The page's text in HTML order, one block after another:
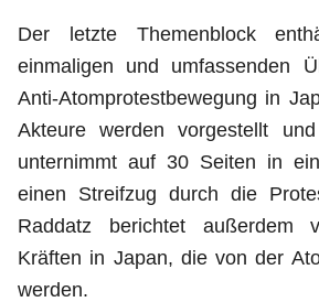
Der letzte Themenblock
einmaligen und umfassenden
Anti-Atomprotestbewegung in
Akteure werden vorgestellt
unternimmt auf 30 Seiten in
einen Streifzug durch die
Raddatz berichtet außerdem
Kräften in Japan, die von der
werden.